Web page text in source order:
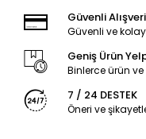
Güvenli
Güvenli ve
Geniş Ürün
Binlerce ürün
7 / 24 DESTEK
Öneri ve